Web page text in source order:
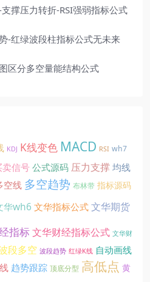
撑压力转折-RSI强弱指标公式
-红绿波段柱指标公式无未来
区分多空量能结构公式
KDJ K线变色 MACD RSI wh7
卖信号公式源码 压力支撑 均线
空线 多空趋势 布林带 指标源码
华wh6 文华指标公式文华期货
指标文华财经指标公式 文华财
段多空 波段趋势 红绿K线 自动画线
趋势跟踪 顶底分型 高低点 黄